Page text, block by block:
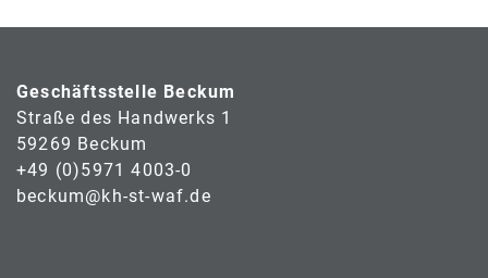
Geschäftsstelle Beckum
Straße des Handwerks 1
59269 Beckum
+49 (0)5971 4003-0
beckum@kh-st-waf.de